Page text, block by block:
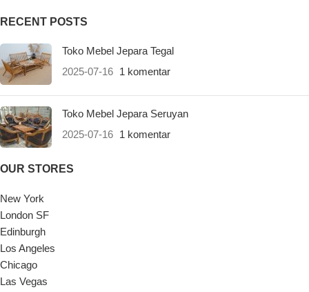
RECENT POSTS
Toko Mebel Jepara Tegal
2025-07-16 1 komentar
Toko Mebel Jepara Seruyan
2025-07-16 1 komentar
OUR STORES
New York
London SF
Edinburgh
Los Angeles
Chicago
Las Vegas